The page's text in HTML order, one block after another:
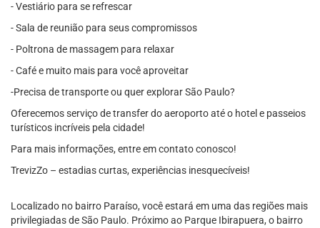
- Vestiário para se refrescar
- Sala de reunião para seus compromissos
- Poltrona de massagem para relaxar
- Café e muito mais para você aproveitar
-Precisa de transporte ou quer explorar São Paulo?
Oferecemos serviço de transfer do aeroporto até o hotel e passeios
turísticos incríveis pela cidade!
Para mais informações, entre em contato conosco!
TrevizZo – estadias curtas, experiências inesquecíveis!
Localizado no bairro Paraíso, você estará em uma das regiões mais
privilegiadas de São Paulo. Próximo ao Parque Ibirapuera, o bairro